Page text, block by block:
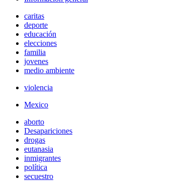
caritas
deporte
educación
elecciones
familia
jovenes
medio ambiente
violencia
Mexico
aborto
Desapariciones
drogas
eutanasia
inmigrantes
política
secuestro